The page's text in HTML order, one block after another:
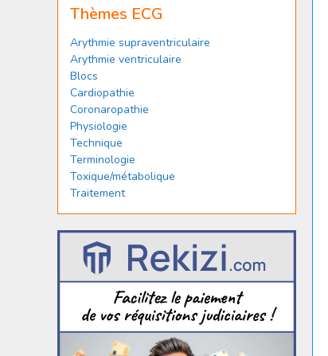
Thèmes ECG
Arythmie supraventriculaire
Arythmie ventriculaire
Blocs
Cardiopathie
Coronaropathie
Physiologie
Technique
Terminologie
Toxique/métabolique
Traitement